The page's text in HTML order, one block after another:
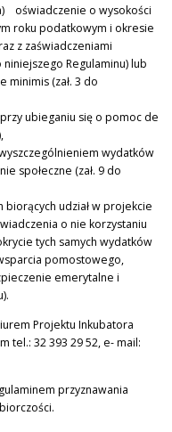
oświadczenie o wysokości
roku podatkowym i okresie
z zaświadczeniami
Regulaminu) lub
(zał. 3 do
ubieganiu się o pomoc de
wydatków
społeczne (zał. 9 do
udział w projekcie
o nie korzystaniu
tych samych wydatków
pomostowego,
emerytalne i
Projektu Inkubatora
tel.: 32 393 29 52, e- mail:
przyznawania